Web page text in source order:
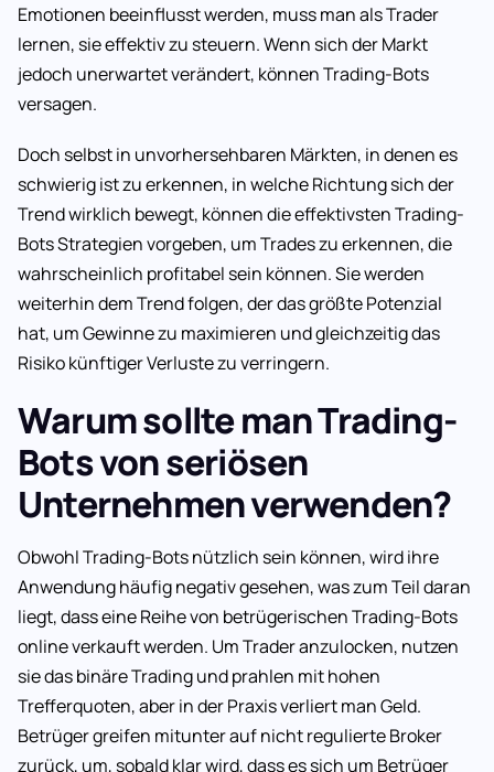
Emotionen beeinflusst werden, muss man als Trader
lernen, sie effektiv zu steuern. Wenn sich der Markt
jedoch unerwartet verändert, können Trading-Bots
versagen.
Doch selbst in unvorhersehbaren Märkten, in denen es
schwierig ist zu erkennen, in welche Richtung sich der
Trend wirklich bewegt, können die effektivsten Trading-
Bots Strategien vorgeben, um Trades zu erkennen, die
wahrscheinlich profitabel sein können. Sie werden
weiterhin dem Trend folgen, der das größte Potenzial
hat, um Gewinne zu maximieren und gleichzeitig das
Risiko künftiger Verluste zu verringern.
Warum sollte man Trading-
Bots von seriösen
Unternehmen verwenden?
Obwohl Trading-Bots nützlich sein können, wird ihre
Anwendung häufig negativ gesehen, was zum Teil daran
liegt, dass eine Reihe von betrügerischen Trading-Bots
online verkauft werden. Um Trader anzulocken, nutzen
sie das binäre Trading und prahlen mit hohen
Trefferquoten, aber in der Praxis verliert man Geld.
Betrüger greifen mitunter auf nicht regulierte Broker
zurück, um, sobald klar wird, dass es sich um Betrüger